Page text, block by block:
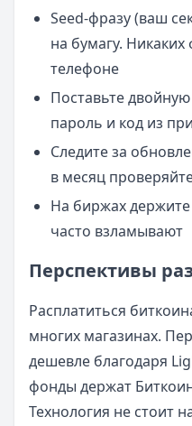
Seed-фразу (ваш
на бумагу.
телефоне
Поставьте
пароль и код из
Следите за
в месяц
На биржах
часто взламывают
Перспективы
Расплатиться
многих магазинах.
дешевле благодаря
фонды держат
Технология не стоит